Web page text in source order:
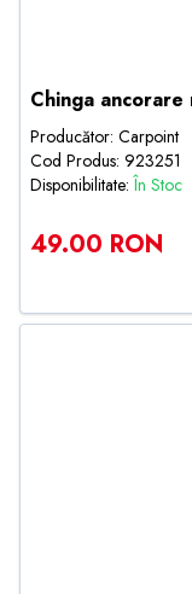
Chinga
Producător: Carpoint
Cod Produs: 923251
Disponibilitate:În Stoc
49.00 RON